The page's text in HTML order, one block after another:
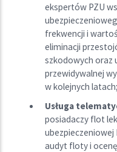
ekspertów PZU
frekwencji i
eliminacji
szkodowych oraz
przewidywalnej
w kolejnych latach;
Usługa
posiadaczy flot
ubezpieczeniowej
audyt floty i